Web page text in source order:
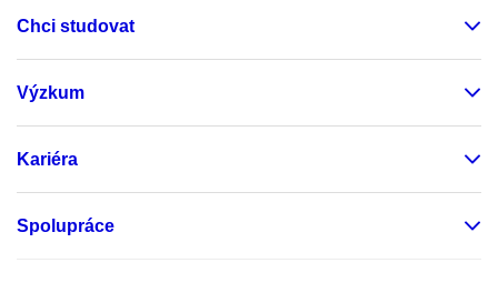
Chci studovat
Výzkum
Kariéra
Spolupráce